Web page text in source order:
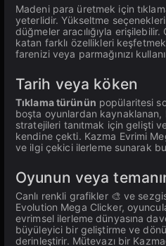
Madeni para üretmek için
yeterlidir. Yükseltme
düğmeler aracılığıyla
katan farklı özellikleri
farenizi veya parmağınızı
Tarih veya köken
Tıklama türünün popülaritesi
boşta oyunlardan kaynaklanan,
stratejileri tanıtmak için gelişti
kendine çekti. Kazma Evrimi
ve ilgi çekici ilerleme sunarak
Oyunun veya
Canlı renkli grafikler 🎨 ve
Evolution Mega Clicker,
evrimsel ilerleme dünyasına
büyüleyici bir geliştirme ve
derinleştirir. Mütevazı bir